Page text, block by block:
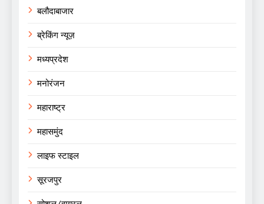
बलौदाबाजार
ब्रेकिंग न्यूज़
मध्यप्रदेश
मनोरंजन
महाराष्ट्र
महासमुंद
लाइफ स्टाइल
सूरजपुर